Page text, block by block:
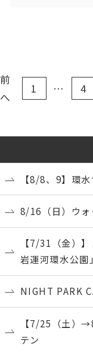
前
へ
1 … 4
【8/8、9】環
8/16（日）ウォ
【7/31（金）
岩運河環水公園
NIGHT PARK
【7/25（土）
テン